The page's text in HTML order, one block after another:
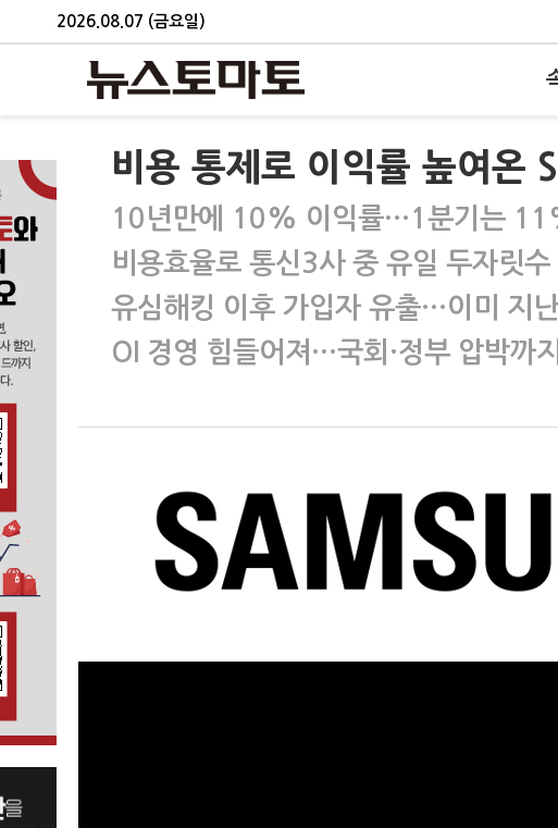
2026.08.07 (금요일)
비용 통제로 이익률 높여온
10년만에 10% 이익률…1분기는
비용효율로 통신3사 중 유일 두자릿수
유심해킹 이후 가입자 유출…이미 지
OI 경영 힘들어져…국회·정부 압박까